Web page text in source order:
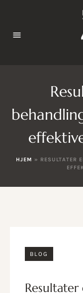
HJEM » RESULTATER
BLOG
resultater efter få behandlinger